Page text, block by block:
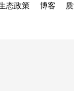
态政策 博客